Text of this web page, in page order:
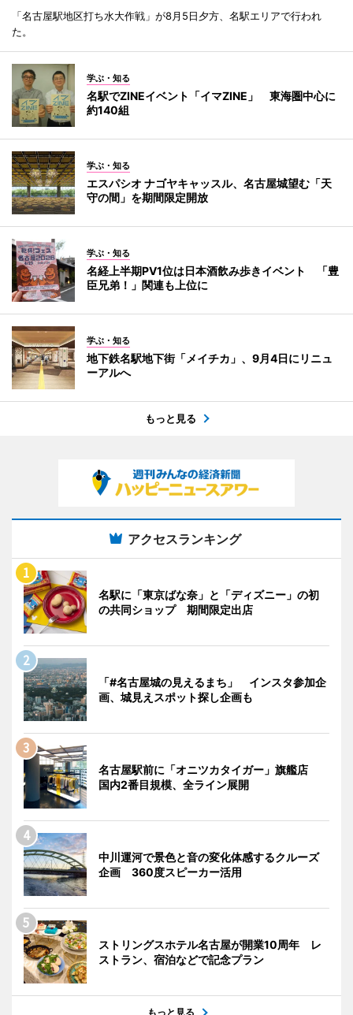
「名古屋駅地区打ち水大作戦」が8月5日夕方、名駅エリアで行われ
た。
学ぶ・知る
名駅でZINEイベント「イマZINE」 東海圏中心に
約140組
学ぶ・知る
エスパシオ ナゴヤキャッスル、名古屋城望む「天
守の間」を期間限定開放
学ぶ・知る
名経上半期PV1位は日本酒飲み歩きイベント 「豊
臣兄弟！」関連も上位に
学ぶ・知る
地下鉄名駅地下街「メイチカ」、9月4日にリニュ
ーアルへ
もっと見る
アクセスランキング
名駅に「東京ばな奈」と「ディズニー」の初
の共同ショップ 期間限定出店
「#名古屋城の見えるまち」 インスタ参加企
画、城見えスポット探し企画も
名古屋駅前に「オニツカタイガー」旗艦店
国内2番目規模、全ライン展開
中川運河で景色と音の変化体感するクルーズ
企画 360度スピーカー活用
ストリングスホテル名古屋が開業10周年 レ
ストラン、宿泊などで記念プラン
もっと見る